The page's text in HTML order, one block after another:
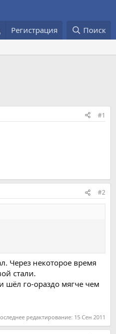
Регистрация Поиск
#1
#2
Через некоторое время
стали.
шёл го-ораздо мягче чем
редактирование: 15 Сен 2011